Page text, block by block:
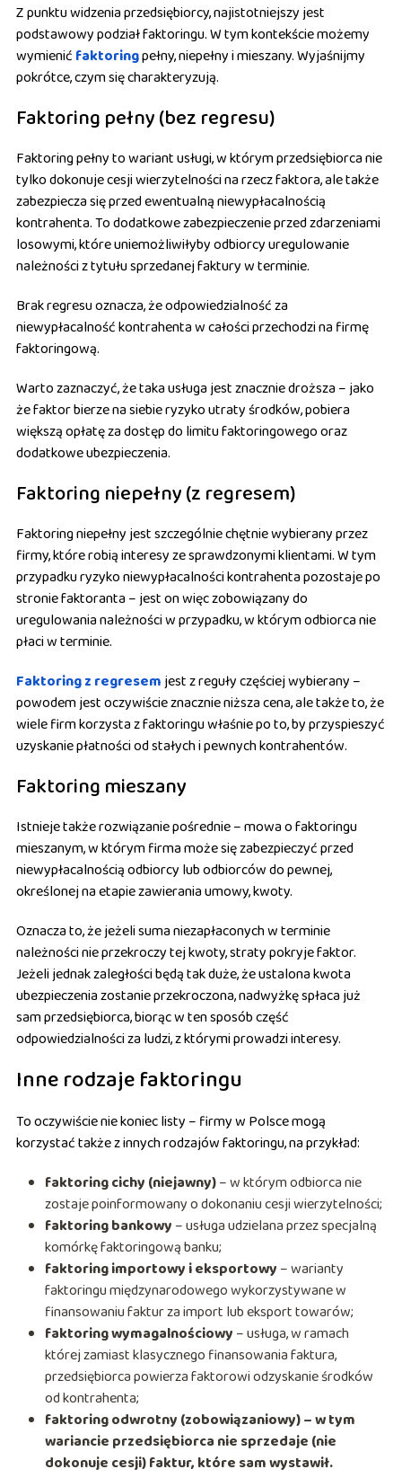
Z punktu widzenia przedsiębiorcy, najistotniejszy jest
podstawowy podział faktoringu. W tym kontekście możemy
wymienić faktoringpełny, niepełny i mieszany. Wyjaśnijmy
pokrótce, czym się charakteryzują.
Faktoring pełny (bez regresu)
Faktoring pełny to wariant usługi, w którym przedsiębiorca nie
tylko dokonuje cesji wierzytelności na rzecz faktora, ale także
zabezpiecza się przed ewentualną niewypłacalnością
kontrahenta. To dodatkowe zabezpieczenie przed zdarzeniami
losowymi, które uniemożliwiłyby odbiorcy uregulowanie
należności z tytułu sprzedanej faktury w terminie.
Brak regresu oznacza, że odpowiedzialność za
niewypłacalność kontrahenta w całości przechodzi na firmę
faktoringową.
Warto zaznaczyć, że taka usługa jest znacznie droższa – jako
że faktor bierze na siebie ryzyko utraty środków, pobiera
większą opłatę za dostęp do limitu faktoringowego oraz
dodatkowe ubezpieczenia.
Faktoring niepełny (z regresem)
Faktoring niepełny jest szczególnie chętnie wybierany przez
firmy, które robią interesy ze sprawdzonymi klientami. W tym
przypadku ryzyko niewypłacalności kontrahenta pozostaje po
stronie faktoranta – jest on więc zobowiązany do
uregulowania należności w przypadku, w którym odbiorca nie
płaci w terminie.
Faktoring z regresem jest z reguły częściej wybierany –
powodem jest oczywiście znacznie niższa cena, ale także to, że
wiele firm korzysta z faktoringu właśnie po to, by przyspieszyć
uzyskanie płatności od stałych i pewnych kontrahentów.
Faktoring mieszany
Istnieje także rozwiązanie pośrednie – mowa o faktoringu
mieszanym, w którym firma może się zabezpieczyć przed
niewypłacalnością odbiorcy lub odbiorców do pewnej,
określonej na etapie zawierania umowy, kwoty.
Oznacza to, że jeżeli suma niezapłaconych w terminie
należności nie przekroczy tej kwoty, straty pokryje faktor.
Jeżeli jednak zaległości będą tak duże, że ustalona kwota
ubezpieczenia zostanie przekroczona, nadwyżkę spłaca już
sam przedsiębiorca, biorąc w ten sposób część
odpowiedzialności za ludzi, z którymi prowadzi interesy.
Inne rodzaje faktoringu
To oczywiście nie koniec listy – firmy w Polsce mogą
korzystać także z innych rodzajów faktoringu, na przykład:
faktoring cichy (niejawny)– w którym odbiorca nie
zostaje poinformowany o dokonaniu cesji wierzytelności;
faktoring bankowy – usługa udzielana przez specjalną
komórkę faktoringową banku;
faktoring importowy i eksportowy – warianty
faktoringu międzynarodowego wykorzystywane w
finansowaniu faktur za import lub eksport towarów;
faktoring wymagalnościowy – usługa, w ramach
której zamiast klasycznego finansowania faktura,
przedsiębiorca powierza faktorowi odzyskanie środków
od kontrahenta;
faktoring odwrotny (zobowiązaniowy) – w tym
wariancie przedsiębiorca nie sprzedaje (nie
dokonuje cesji) faktur, które sam wystawił.